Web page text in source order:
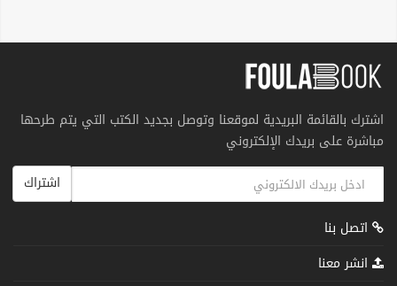
اشترك بالقائمة البريدية لموقعنا وتوصل بجديد الكتب التي يتم طرحها
مباشرة على بريدك الإلكتروني
اشتراك
اتصل بنا
انشر معنا